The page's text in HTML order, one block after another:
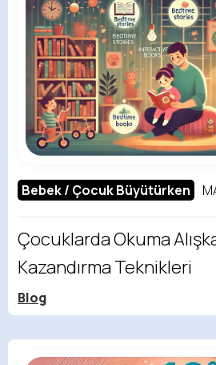
Bebek / Çocuk Büyütürken
Çocuklarda Okuma
Kazandırma Teknikleri
Blog